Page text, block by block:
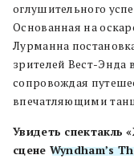
оглушительного
Основанная на
Лурманна
зрителей Вест-
сопровождая
впечатляющими
Увидеть спектакль
сцене Wyndham’s